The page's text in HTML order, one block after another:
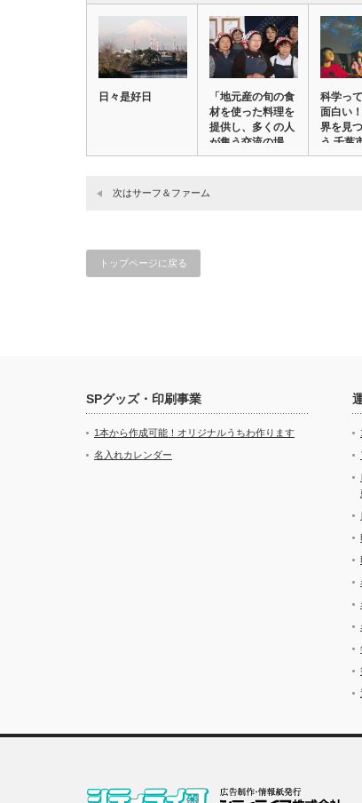
日々是好日
「地元産の旬の食
材を使った料理を
提供し、多くの人
が集う交流の場
を…
科学っ
面白い
界を見
う 千葉
館…
次はサーフ＆ファーム
トップページに戻る
SPグッズ・印刷事業
1本から作成可能！オリジナルうちわ作ります
名入れカレンダー